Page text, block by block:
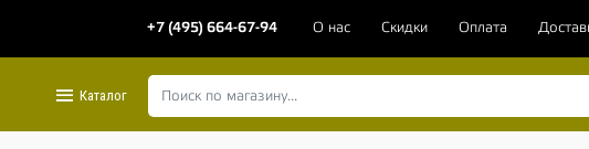
+7 (495) 664-67-94 О нас Скидки Оплата
Каталог